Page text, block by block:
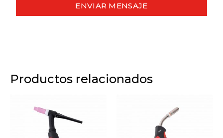
ENVIAR MENSAJE
Productos relacionados